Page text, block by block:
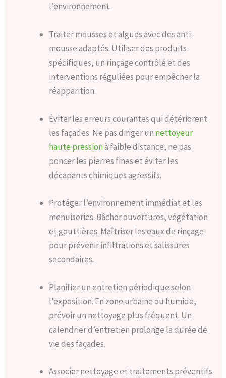
l’environnement.
Traiter mousses et algues avec des anti-
mousse adaptés. Utiliser des produits
spécifiques, un rinçage contrôlé et des
interventions réguliées pour empêcher la
réapparition.
Éviter les erreurs courantes qui détériorent
les façades. Ne pas diriger un nettoyeur
haute pressionà faible distance, ne pas
poncer les pierres fines et éviter les
décapants chimiques agressifs.
Protéger l’environnement immédiat et les
menuiseries. Bâcher ouvertures, végétation
et gouttières. Maîtriser les eaux de rinçage
pour prévenir infiltrations et salissures
secondaires.
Planifier un entretien périodique selon
l’exposition. En zone urbaine ou humide,
prévoir un nettoyage plus fréquent. Un
calendrier d’entretien prolonge la durée de
vie des façades.
Associer nettoyage et traitements préventifs